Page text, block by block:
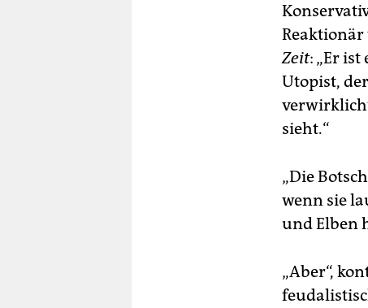
Reaktionär
Zeit: „Er
Utopist,
sieht.“
„Die
wenn sie
und Elben
„Aber“,